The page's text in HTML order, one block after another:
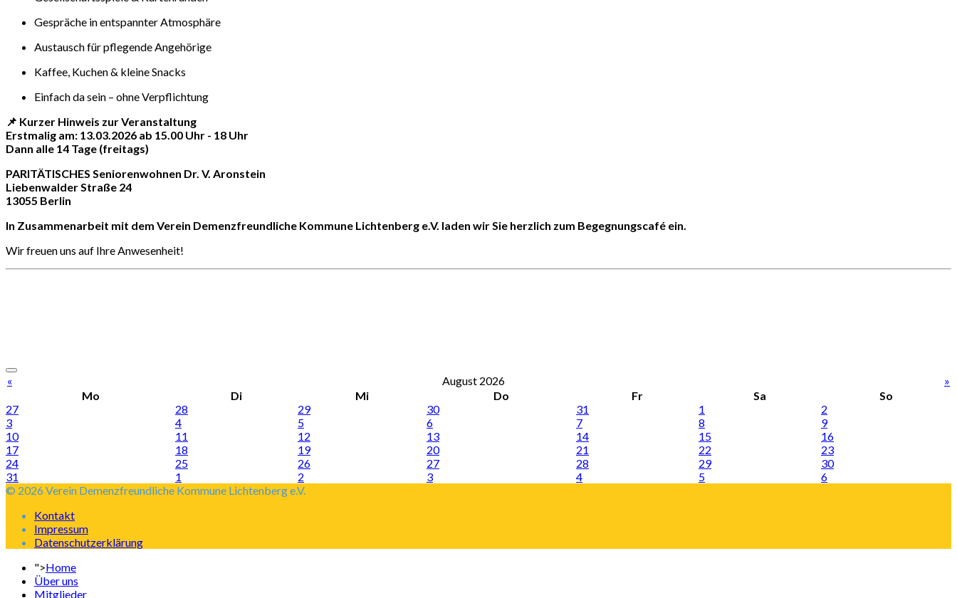
Gespräche in entspannter Atmosphäre
Austausch für pflegende Angehörige
Kaffee, Kuchen & kleine Snacks
Einfach da sein – ohne Verpflichtung
📌 Kurzer Hinweis zur Veranstaltung
Erstmalig am: 13.03.2026 ab 15.00 Uhr - 18 Uhr
Dann alle 14 Tage (freitags)
PARITÄTISCHES Seniorenwohnen Dr. V. Aronstein
Liebenwalder Straße 24
13055 Berlin
In Zusammenarbeit mit dem Verein Demenzfreundliche Kommune Lichtenberg e.V. laden wir Sie herzlich zum Begegnungscafé ein.
Wir freuen uns auf Ihre Anwesenheit!
« August 2026
»
Mo
Di Mi Do Fr Sa
So
27
28 29 30 31 1
2
3
4 5 6 7 8
9
10
11 12 13 14 15
16
17
18 19 20 21 22
23
24
25 26 27 28 29
30
31
1 2 3 4 5
6
© 2026 Verein Demenzfreundliche Kommune Lichtenberg e.V.
Kontakt
Impressum
Datenschutzerklärung
">Home
Über uns
Mitglieder